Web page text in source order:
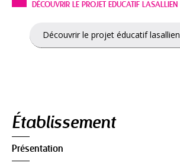
DÉCOUVRIR LE PROJET EDUCATIF LASALLIEN
Découvrir le projet éducatif lasallien
Navigation
Établissement
Présentation